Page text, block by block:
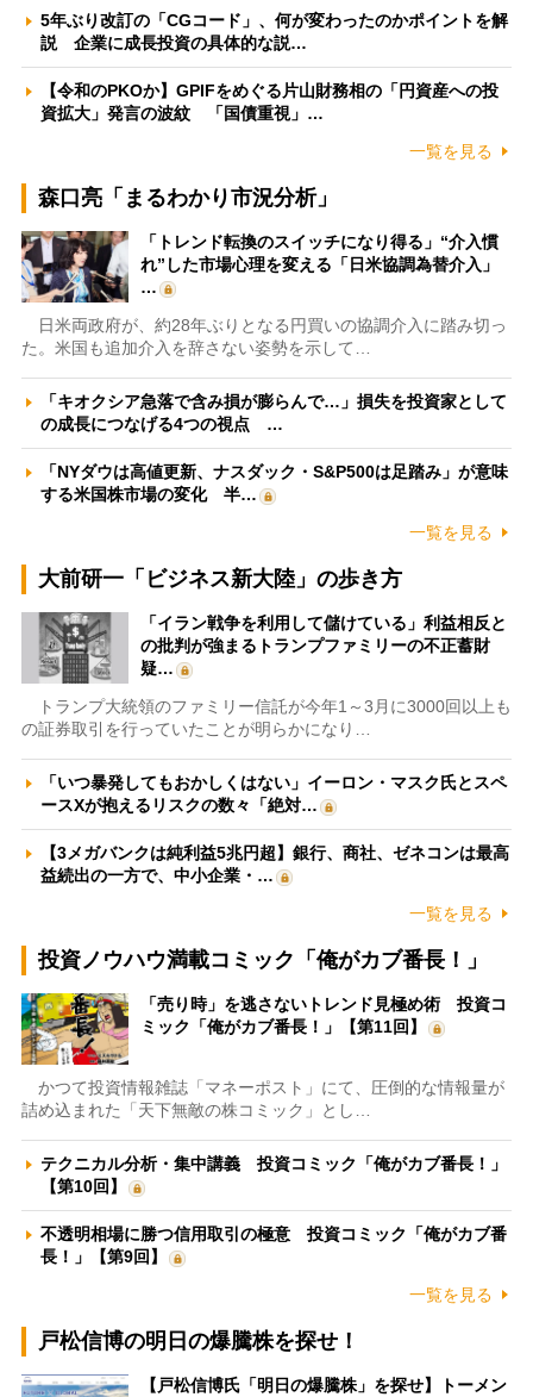
5年ぶり改訂の「CGコード」、何が変わったのかポイントを解
説 企業に成長投資の具体的な説…
【令和のPKOか】GPIFをめぐる片山財務相の「円資産への投
資拡大」発言の波紋 「国債重視」…
一覧を見る
森口亮「まるわかり市況分析」
「トレンド転換のスイッチになり得る」“介入慣
れ”した市場心理を変える「日米協調為替介入」
…
日米両政府が、約28年ぶりとなる円買いの協調介入に踏み切っ
た。米国も追加介入を辞さない姿勢を示して…
「キオクシア急落で含み損が膨らんで…」損失を投資家として
の成長につなげる4つの視点 …
「NYダウは高値更新、ナスダック・S&P500は足踏み」が意味
する米国株市場の変化 半…
一覧を見る
大前研一「ビジネス新大陸」の歩き方
「イラン戦争を利用して儲けている」利益相反と
の批判が強まるトランプファミリーの不正蓄財
疑…
トランプ大統領のファミリー信託が今年1～3月に3000回以上も
の証券取引を行っていたことが明らかになり…
「いつ暴発してもおかしくはない」イーロン・マスク氏とスペ
ースXが抱えるリスクの数々「絶対…
【3メガバンクは純利益5兆円超】銀行、商社、ゼネコンは最高
益続出の一方で、中小企業・…
一覧を見る
投資ノウハウ満載コミック「俺がカブ番長！」
「売り時」を逃さないトレンド見極め術 投資コ
ミック「俺がカブ番長！」【第11回】
かつて投資情報雑誌「マネーポスト」にて、圧倒的な情報量が
詰め込まれた「天下無敵の株コミック」とし…
テクニカル分析・集中講義 投資コミック「俺がカブ番長！」
【第10回】
不透明相場に勝つ信用取引の極意 投資コミック「俺がカブ番
長！」【第9回】
一覧を見る
戸松信博の明日の爆騰株を探せ！
【戸松信博氏「明日の爆騰株」を探せ】トーメン